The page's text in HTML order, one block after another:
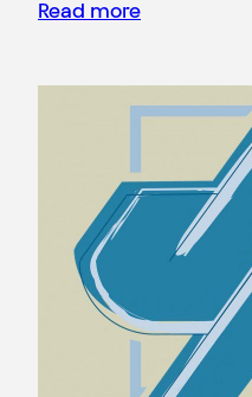
Read more